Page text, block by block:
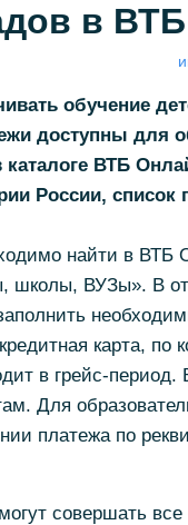
в
обучение
доступны для
ВТБ
России, список
найти в ВТБ
школы, ВУЗы». В
карта, по
в грейс-период.
Для
платежа по
совершать